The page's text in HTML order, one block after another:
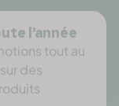
l’année
tout au
des